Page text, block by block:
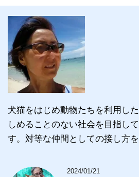
犬猫をはじめ動物たちを利用し
しめることのない社会を目指し
す。対等な仲間としての接し方
2024/01/21